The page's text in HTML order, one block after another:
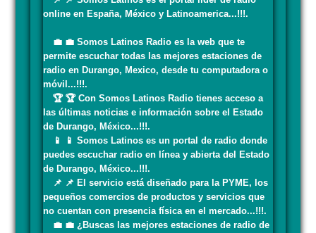
online en España, México y Latinoamerica...!!!.
💼 💼 Somos Latinos Radio es la web que te
permite escuchar todas las mejores estaciones de
radio en Durango, Mexico, desde tu computadora o
móvil...!!!.
🏆 🏆 Con Somos Latinos Radio tienes acceso a
las últimas noticias e información sobre el Estado
de Durango, México...!!!.
📱 📱 Somos Latinos es un portal de radio donde
puedes escuchar radio en línea y abierta del Estado
de Durango, México...!!!.
📌 📌 El servicio está diseñado para la PYME, los
pequeños comercios de productos y servicios que
no cuentan con presencia física en el mercado...!!!.
💼 💼 ¿Buscas las mejores estaciones de radio de